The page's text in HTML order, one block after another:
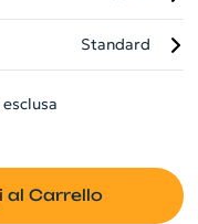
Standard
esclusa
al Carrello